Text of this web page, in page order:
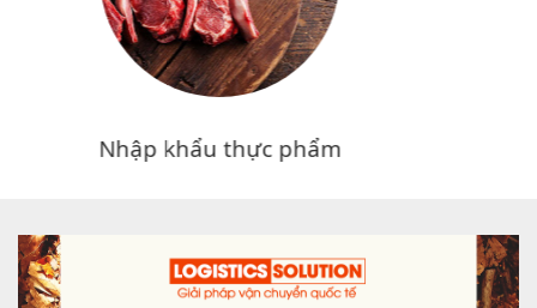
Nhập khẩu Thiết bị y tế